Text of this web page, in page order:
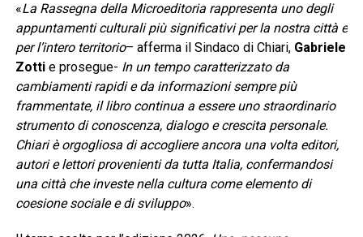
«La Rassegna della Microeditoria rappresenta uno degli
appuntamenti culturali più significativi per la nostra città e
per l’intero territorio– afferma il Sindaco di Chiari, Gabriele
Zotti e prosegue- In un tempo caratterizzato da
cambiamenti rapidi e da informazioni sempre più
frammentate, il libro continua a essere uno straordinario
strumento di conoscenza, dialogo e crescita personale.
Chiari è orgogliosa di accogliere ancora una volta editori,
autori e lettori provenienti da tutta Italia, confermandosi
una città che investe nella cultura come elemento di
coesione sociale e di sviluppo».